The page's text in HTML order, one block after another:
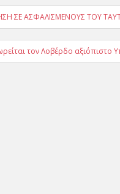
ΣΕ ΑΣΦΑΛΙΣΜΕΝΟΥΣ ΤΟΥ
τον Λοβέρδο αξιόπιστο